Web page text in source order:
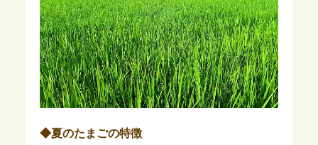
◆夏のたまごの特徴